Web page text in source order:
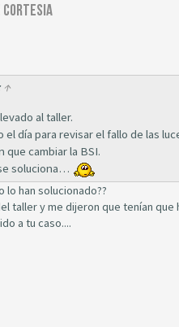
cortesia
↑
al taller.
el día para revisar el fallo de las
cambiar la BSI.
soluciona…
lo han solucionado??
taller y me dijeron que tenían
a tu caso....